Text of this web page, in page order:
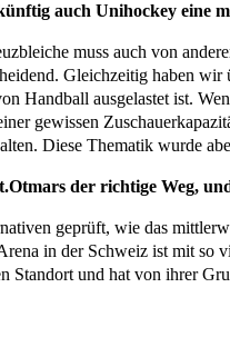
auch Unihockey eine
muss auch von
Gleichzeitig haben
Handball ausgelastet ist.
gewissen
Diese Thematik wurde
der richtige Weg,
geprüft, wie das
in der Schweiz ist mit
Standort und hat von ihrer